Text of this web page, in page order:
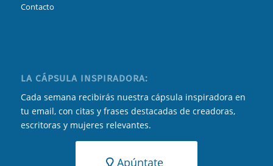
Contacto
LA CÁPSULA INSPIRADORA:
Cada semana recibirás nuestra cápsula inspiradora en
tu email, con citas y frases destacadas de creadoras,
escritoras y mujeres relevantes.
Apúntate